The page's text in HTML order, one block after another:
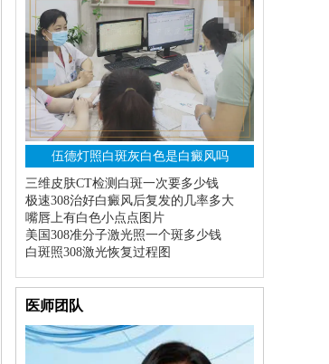
伍德灯照白斑灰白色是白癜风吗
三维皮肤CT检测白斑一次要多少钱
极速308治好白癜风后复发的几率多大
嘴唇上有白色小点点图片
美国308准分子激光照一个斑多少钱
白斑照308激光恢复过程图
医师团队